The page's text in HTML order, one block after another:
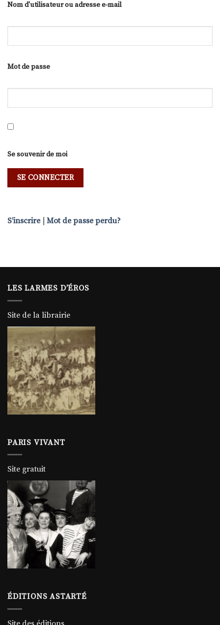
Nom d'utilisateur ou adresse e-mail
Mot de passe
Se souvenir de moi
S’inscrire Mot de passe perdu?
LES LARMES D’ÉROS
Site de la librairie
PARIS VIVANT
Site gratuit
ÉDITIONS ASTARTÉ